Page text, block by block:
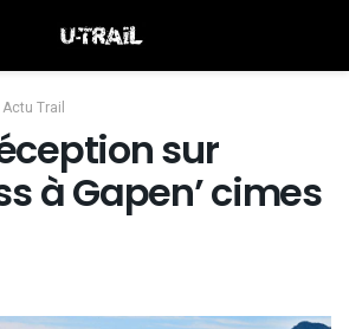
Actu Trail
sur
à Gapen’ cimes